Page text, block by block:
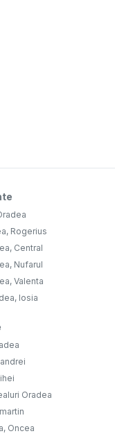
Rogerius
Central
Nufarul
Valenta
Iosia
Oradea
Oncea